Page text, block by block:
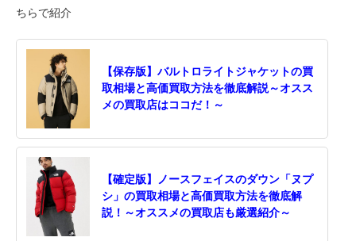
ちらで紹介
【保存版】バルトロライトジャケットの買
取相場と高価買取方法を徹底解説～オスス
メの買取店はココだ！～
【確定版】ノースフェイスのダウン「ヌプ
シ」の買取相場と高価買取方法を徹底解
説！～オススメの買取店も厳選紹介～